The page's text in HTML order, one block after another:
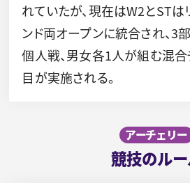
れていたが、現在はW2とSTは
ンド両オープンに統合され、3
個人戦、男女各1人が組む混
目が実施される。
アーチェリー
競技のル